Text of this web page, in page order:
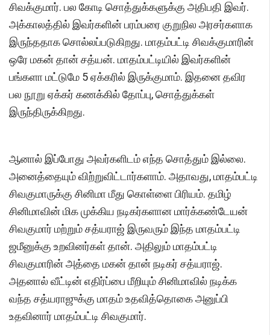
சிவக்குமார். பல கோடி சொத்துக்களுக்கு அதிபதி இவர்.
அக்காலத்தில் இவர்களின் பரம்பரை குறுநில அரசர்களாக
இருந்ததாக சொல்லப்படுகிறது. மாதம்பட்டி சிவக்குமாரின்
ஒரே மகன் தான் சத்யன். மாதம்பட்டியில் இவர்களின்
பங்களா மட்டுமே 5 ஏக்கரில் இருக்குமாம். இதனை தவிர
பல நூறு ஏக்கர் கணக்கில் தோப்பு, சொத்துக்கள்
இருந்திருக்கிறது.
ஆனால் இப்போது அவர்களிடம் எந்த சொத்தும் இல்லை.
அனைத்தையும் விற்றுவிட்டார்களாம். அதாவது, மாதம்பட்டி
சிவகுமாருக்கு சினிமா மீது கொள்ளை பிரியம். தமிழ்
சினிமாவின் மிக முக்கிய நடிகர்களான மார்க்கண்டேயன்
சிவகுமார் மற்றும் சத்யராஜ் இருவரும் இந்த மாதம்பட்டி
ஜமீனுக்கு உறவினர்கள் தான். அதிலும் மாதம்பட்டி
சிவகுமாரின் அத்தை மகன் தான் நடிகர் சத்யராஜ்.
அதனால் வீட்டின் எதிர்ப்பை மீறியும் சினிமாவில் நடிக்க
வந்த சத்யராஜுக்கு மாதம் உதவித்தொகை அனுப்பி
உதவினார் மாதம்பட்டி சிவகுமார்.